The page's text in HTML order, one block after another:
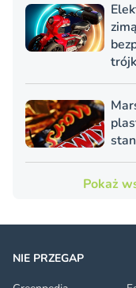
Pokaż
NIE PRZEGAP